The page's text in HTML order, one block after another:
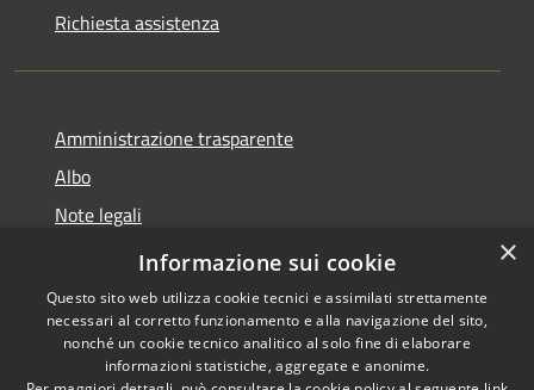
Richiesta assistenza
Amministrazione trasparente
Albo
Note legali
Dichiarazione di accessibilità
Copyright © 2026 • Città di
×
Informazione sui cookie
Questo sito web utilizza cookie tecnici e assimilati strettamente
necessari al corretto funzionamento e alla navigazione del sito,
nonché un cookie tecnico analitico al solo fine di elaborare
informazioni statistiche, aggregate e anonime.